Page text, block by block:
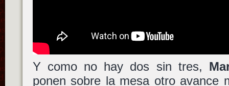
Y como no hay dos sin tres,
ponen sobre la mesa otro avance